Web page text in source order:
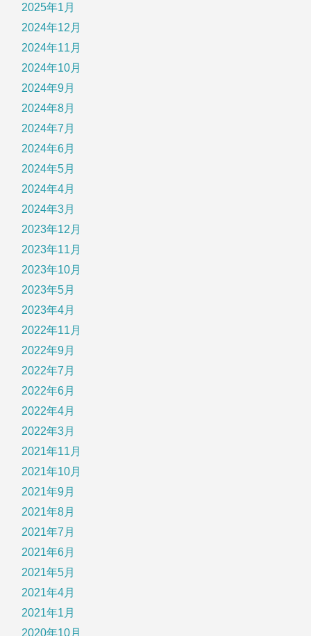
2025年1月
2024年12月
2024年11月
2024年10月
2024年9月
2024年8月
2024年7月
2024年6月
2024年5月
2024年4月
2024年3月
2023年12月
2023年11月
2023年10月
2023年5月
2023年4月
2022年11月
2022年9月
2022年7月
2022年6月
2022年4月
2022年3月
2021年11月
2021年10月
2021年9月
2021年8月
2021年7月
2021年6月
2021年5月
2021年4月
2021年1月
2020年10月